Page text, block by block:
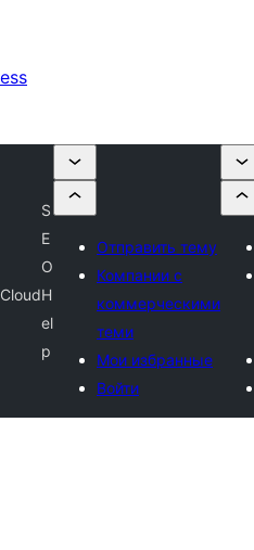
S
E
O
H
el
p
Отправить тему
Компании с
коммерческими
теми
Мои избранные
Войти